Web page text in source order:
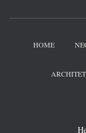
HOME